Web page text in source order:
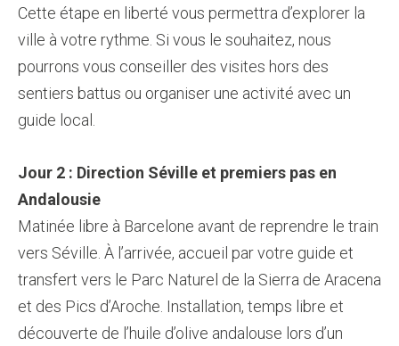
Cette étape en liberté vous permettra d’explorer la
ville à votre rythme. Si vous le souhaitez, nous
pourrons vous conseiller des visites hors des
sentiers battus ou organiser une activité avec un
guide local.
Jour 2 : Direction Séville et premiers pas en
Andalousie
Matinée libre à Barcelone avant de reprendre le train
vers Séville. À l’arrivée, accueil par votre guide et
transfert vers le Parc Naturel de la Sierra de Aracena
et des Pics d’Aroche. Installation, temps libre et
découverte de l’huile d’olive andalouse lors d’un